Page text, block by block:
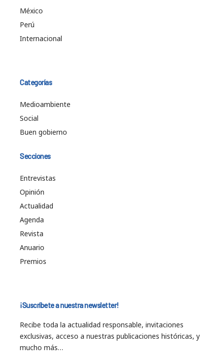
México
Perú
Internacional
Categorías
Medioambiente
Social
Buen gobierno
Secciones
Entrevistas
Opinión
Actualidad
Agenda
Revista
Anuario
Premios
¡Suscríbete a nuestra newsletter!
Recibe toda la actualidad responsable, invitaciones
exclusivas, acceso a nuestras publicaciones históricas, y
mucho más…